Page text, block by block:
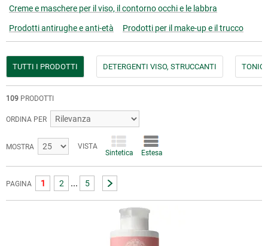
Creme e maschere per il viso, il contorno occhi e le labbra
Prodotti antirughe e anti-età Prodotti per il make-up e il trucco
TUTTI I PRODOTTI DETERGENTI VISO, STRUCCANTI TONICI
109 PRODOTTI
ORDINA PER
MOSTRA VISTA
Sintetica Estesa
PAGINA 1 2 ... 5